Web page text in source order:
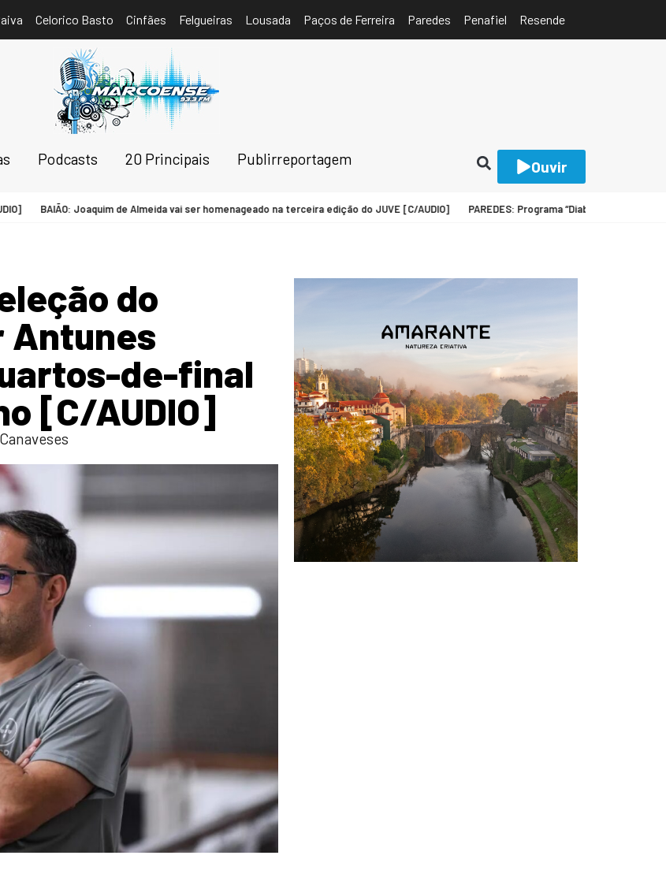
Celorico Basto Cinfães Felgueiras Lousada Paços de Ferreira Paredes Penafiel Resende
Podcasts 20 Principais Publirreportagem Ouvir
Joaquim de Almeida vai ser homenageado na terceira edição do JUVE [C/AUDIO] PAREDES: Programa “Diabetes em Movimento”
do
Antunes
de-final
[C/AUDIO]